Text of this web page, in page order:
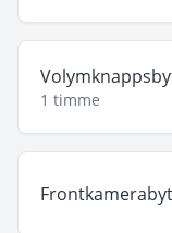
1 timme